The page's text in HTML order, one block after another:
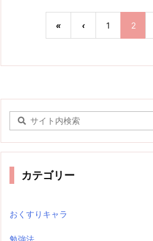
« ‹ 1 2
カテゴリー
おくすりキャラ
勉強法